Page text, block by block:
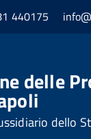
440175
delle
dello